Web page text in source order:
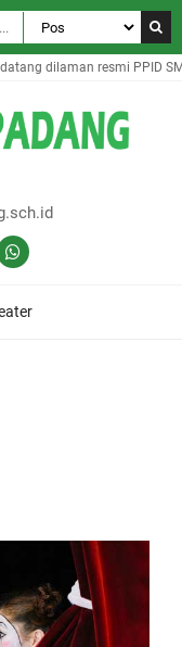
dilaman resmi PPID